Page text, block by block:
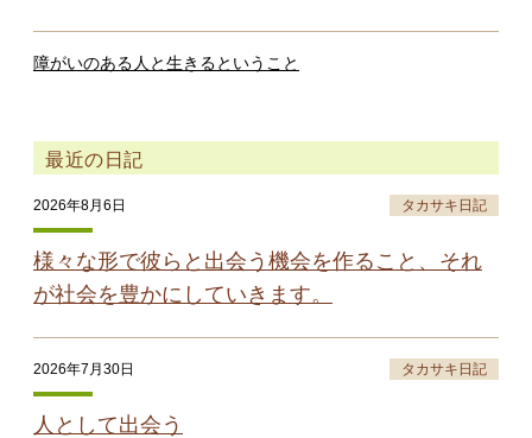
障がいのある人と生きるということ
最近の日記
2026年8月6日 タカサキ日記
様々な形で彼らと出会う機会を作ること、それ
が社会を豊かにしていきます。
2026年7月30日 タカサキ日記
人として出会う